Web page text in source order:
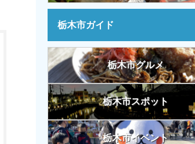
栃木市ガイド
栃木市グルメ
栃木市スポット
栃木市イベント